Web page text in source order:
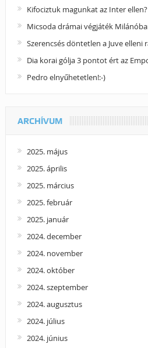
Kifociztuk magunkat az Inter ellen?
Micsoda drámai végjáték
Szerencsés döntetlen a Juve elleni
Dia korai gólja 3 pontot ért az
Pedro elnyűhetetlen!:-)
ARCHÍVUM
2025. május
2025. április
2025. március
2025. február
2025. január
2024. december
2024. november
2024. október
2024. szeptember
2024. augusztus
2024. július
2024. június